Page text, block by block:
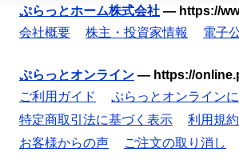
ぷらっとホーム株式会社 — https://
会社概要
株主・投資家情報 電子
ぷらっとオンライン — https://
ご利用ガイド
ぷらっとオンライン
特定商取引法に基づく表示
利用規約
お客様からの声
ご注文の取り消し